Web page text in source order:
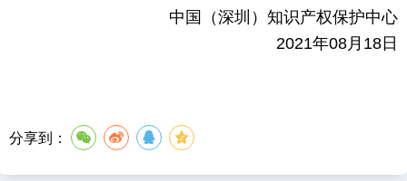
中国（深圳）知识产权保护中心
2021年08月18日
分享到：